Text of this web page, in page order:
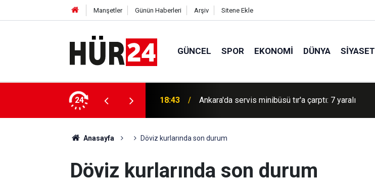
Manşetler Günün Haberleri Arşiv Sitene Ekle
GÜNCEL SPOR EKONOMI DÜNYA SIYASET
24 18:33 Filistin Konvoyu Diyarbakır'da şehir turu attı
Anasayfa Döviz kurlarında son durum
Döviz kurlarında son durum